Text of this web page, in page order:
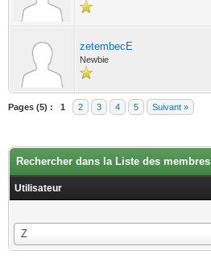
zetembecE
Newbie
Pages (5) : 1 2 3 4 5 Suivant »
Rechercher dans la Liste des membres
Utilisateur
Z
Utilisateur